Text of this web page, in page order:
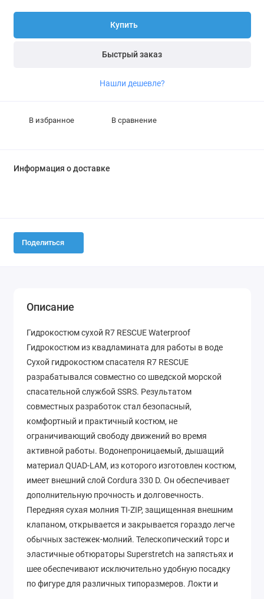
Купить
Быстрый заказ
Нашли дешевле?
В избранное В сравнение
Информация о доставке
Поделиться
Описание
Гидрокостюм сухой R7 RESCUE Waterproof
Гидрокостюм из квадламината для работы в воде
Сухой гидрокостюм спасателя R7 RESCUE
разрабатывался совместно со шведской морской
спасательной службой SSRS. Результатом
совместных разработок стал безопасный,
комфортный и практичный костюм, не
ограничивающий свободу движений во время
активной работы. Водонепроницаемый, дышащий
материал QUAD-LAM, из которого изготовлен костюм,
имеет внешний слой Cordura 330 D. Он обеспечивает
дополнительную прочность и долговечность.
Передняя сухая молния TI-ZIP, защищенная внешним
клапаном, открывается и закрывается гораздо легче
обычных застежек-молний. Телескопический торс и
эластичные обтюраторы Superstretch на запястьях и
шее обеспечивают исключительно удобную посадку
по фигуре для различных типоразмеров. Локти и